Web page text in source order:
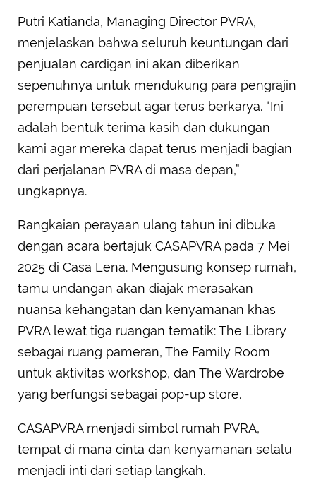
Putri Katianda, Managing Director PVRA,
menjelaskan bahwa seluruh keuntungan dari
penjualan cardigan ini akan diberikan
sepenuhnya untuk mendukung para pengrajin
perempuan tersebut agar terus berkarya. “Ini
adalah bentuk terima kasih dan dukungan
kami agar mereka dapat terus menjadi bagian
dari perjalanan PVRA di masa depan,”
ungkapnya.
Rangkaian perayaan ulang tahun ini dibuka
dengan acara bertajuk CASAPVRA pada 7 Mei
2025 di Casa Lena. Mengusung konsep rumah,
tamu undangan akan diajak merasakan
nuansa kehangatan dan kenyamanan khas
PVRA lewat tiga ruangan tematik: The Library
sebagai ruang pameran, The Family Room
untuk aktivitas workshop, dan The Wardrobe
yang berfungsi sebagai pop-up store.
CASAPVRA menjadi simbol rumah PVRA,
tempat di mana cinta dan kenyamanan selalu
menjadi inti dari setiap langkah.